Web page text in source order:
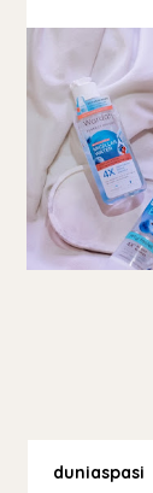
duniaspasi